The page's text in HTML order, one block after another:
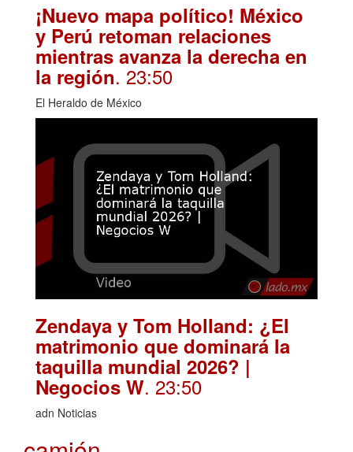
¡Nuevo mapa político! México
y Perú retoman relaciones
mientras avanza la derecha en
la región. 23:50
El Heraldo de México
Zendaya y Tom Holland: ¿El
matrimonio que dominará la
taquilla mundial 2026? |
Negocios W. 23:50
adn Noticias